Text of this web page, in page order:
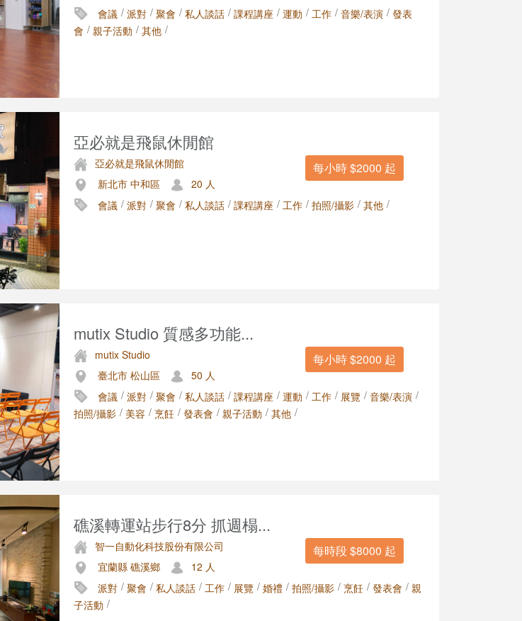
會議 / 派對 / 聚會 / 私人談話 / 課程講座 / 運動 / 工作 / 音樂/表演 / 發表
會 / 親子活動 / 其他 /
亞必就是飛鼠休閒館
每小時 $2000 起
亞必就是飛鼠休閒館
新北市 中和區
20 人
會議 / 派對 / 聚會 / 私人談話 / 課程講座 / 工作 / 拍照/攝影 / 其他 /
mutix Studio 質感多功能...
每小時 $2000 起
mutix Studio
臺北市 松山區
50 人
會議 / 派對 / 聚會 / 私人談話 / 課程講座 / 運動 / 工作 / 展覽 / 音樂/表演 /
拍照/攝影 / 美容 / 烹飪 / 發表會 / 親子活動 / 其他 /
礁溪轉運站步行8分 抓週榻...
每時段 $8000 起
智一自動化科技股份有限公司
宜蘭縣 礁溪鄉
12 人
派對 / 聚會 / 私人談話 / 工作 / 展覽 / 婚禮 / 拍照/攝影 / 烹飪 / 發表會 / 親
子活動 /